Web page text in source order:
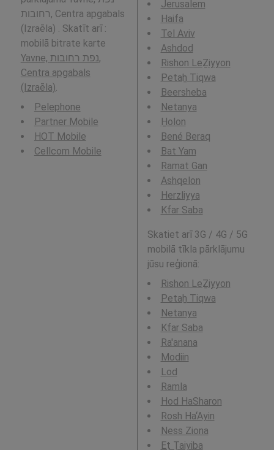
רחובות, Centra apgabals
(Izraēla) . Skatīt arī :
mobilā bitrate karte
Yavne, נפת רחובות,
Centra apgabals
(Izraēla).
Pelephone
Partner Mobile
HOT Mobile
Cellcom Mobile
Jerusalem
Haifa
Tel Aviv
Ashdod
Rishon LeẔiyyon
Petaẖ Tiqwa
Beersheba
Netanya
H̱olon
Bené Beraq
Bat Yam
Ramat Gan
Ashqelon
Herzliyya
Kfar Saba
Skatiet arī 3G / 4G / 5G
mobilā tīkla pārklājumu
jūsu reģionā:
Rishon LeẔiyyon
Petaẖ Tiqwa
Netanya
Kfar Saba
Ra'anana
Modiin
Lod
Ramla
Hod HaSharon
Rosh Ha‘Ayin
Ness Ziona
Eṭ Ṭaiyiba